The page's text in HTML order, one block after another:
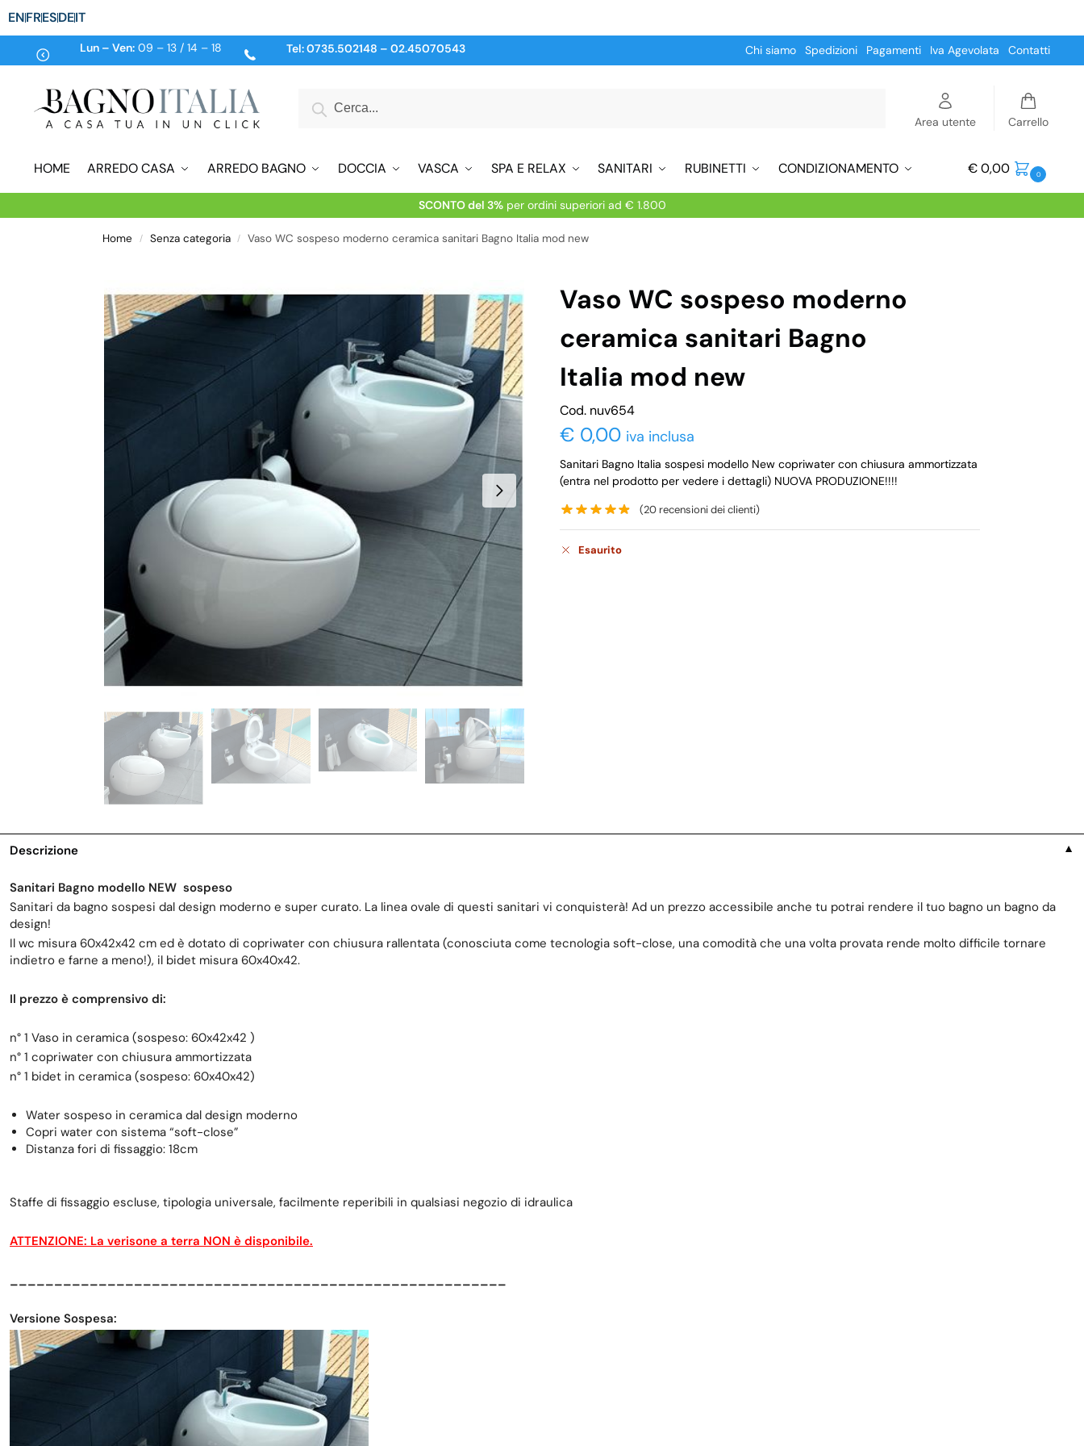
ENFRESDEIT
Lun – Ven:09 – 13 / 14 – 18 Tel:0735.502148 – 02.45070543 Chi siamo Spedizioni Pagamenti Iva Agevolata Contatti
Area utente Carrello
HOME ARREDO CASA ARREDO BAGNO DOCCIA VASCA SPA E RELAX SANITARI RUBINETTI CONDIZIONAMENTO €0,00 0
SCONTO del 3%per ordini superiori ad € 1.800
Home / Senza categoria / Vaso WC sospeso moderno ceramica sanitari Bagno Italia mod new
Vaso WC sospeso moderno
ceramica sanitari Bagno
Italia mod new
Cod. nuv654
€ 0,00 iva inclusa
Sanitari Bagno Italia sospesi modello New copriwater con chiusura ammortizzata
(entra nel prodotto per vedere i dettagli) NUOVA PRODUZIONE!!!!
(20 recensioni dei clienti)
Esaurito
Descrizione ▼
Sanitari Bagno modello NEW sospeso
Sanitari da bagno sospesi dal design moderno e super curato. La linea ovale di questi sanitari vi conquisterà! Ad un prezzo accessibile anche tu potrai rendere il tuo bagno un bagno da
design!
Il wc misura 60x42x42 cm ed è dotato di copriwater con chiusura rallentata (conosciuta come tecnologia soft-close, una comodità che una volta provata rende molto difficile tornare
indietro e farne a meno!), il bidet misura 60x40x42.
Il prezzo è comprensivo di:
n° 1 Vaso in ceramica (sospeso: 60x42x42 )
n° 1 copriwater con chiusura ammortizzata
n° 1 bidet in ceramica (sospeso: 60x40x42)
Water sospeso in ceramica dal design moderno
Copri water con sistema “soft-close”
Distanza fori di fissaggio: 18cm
Staffe di fissaggio escluse, tipologia universale, facilmente reperibili in qualsiasi negozio di idraulica
ATTENZIONE: La verisone a terra NON è disponibile.
________________________________________________________
Versione Sospesa: